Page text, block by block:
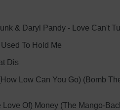
& Daryl Pandy - Love Can't
To Hold Me
Dis
Low Can You Go) (Bomb
Love Of) Money (The Mango-